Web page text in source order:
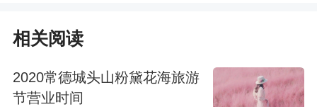
相关阅读
2020常德城头山粉黛花海旅游
节营业时间